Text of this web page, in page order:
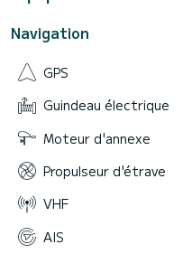
Navigation
GPS
Guindeau électrique
Moteur d'annexe
Propulseur d'étrave
VHF
AIS